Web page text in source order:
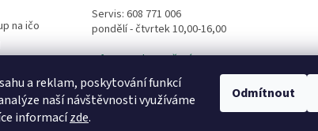
a reklam, poskytování funkcí
naší návštěvnosti využíváme
informacízde.
Odmítnout
na ičo
Servis: 608 771 006
pondělí - čtvrtek 10,00-16,00
Informace ke stažení